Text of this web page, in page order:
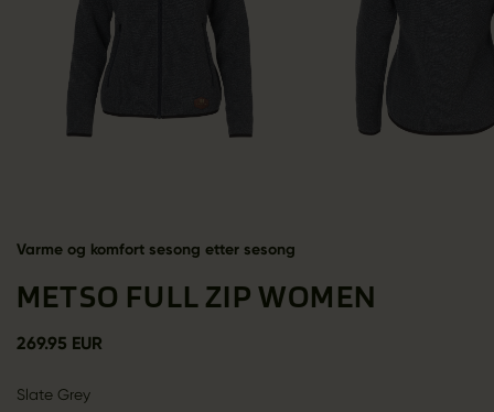
Varme og komfort sesong etter sesong
METSO FULL ZIP WOMEN
269.95 EUR
Slate Grey